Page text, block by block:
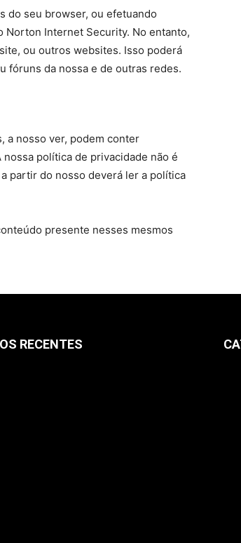
do seu browser, ou efetuando
Norton Internet Security. No entanto,
ou outros websites. Isso poderá
fóruns da nossa e de outras redes.
a nosso ver, podem conter
política de privacidade não é
partir do nosso deverá ler a política
presente nesses mesmos
RECENTES